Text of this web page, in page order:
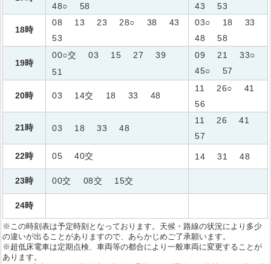
48○
58
43
53
18時
08 13 23 28○ 38
43
53
03○ 18
33
48
58
19時
00○交 03 15 27
39
51
09 21
33○
45○
57
20時 03 14交 18 33 48
11 26○
41
56
21時 03 18 33 48
11 26
41
57
22時 05 40交 14 31 48
23時 00交 08交 15交
24時
※この時刻表は予定時刻となっております。天候・路線の状況により多少
の違いが出ることがありますので、あらかじめご了承願います。
※超低床電車は定期点検、車両等の都合により一般車両に変更することが
あります。